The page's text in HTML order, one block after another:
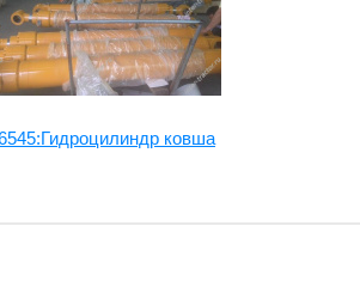
ковша